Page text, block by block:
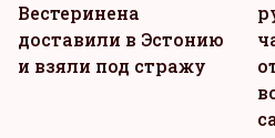
Вестеринена
доставили в Эстонию
и взяли под стражу